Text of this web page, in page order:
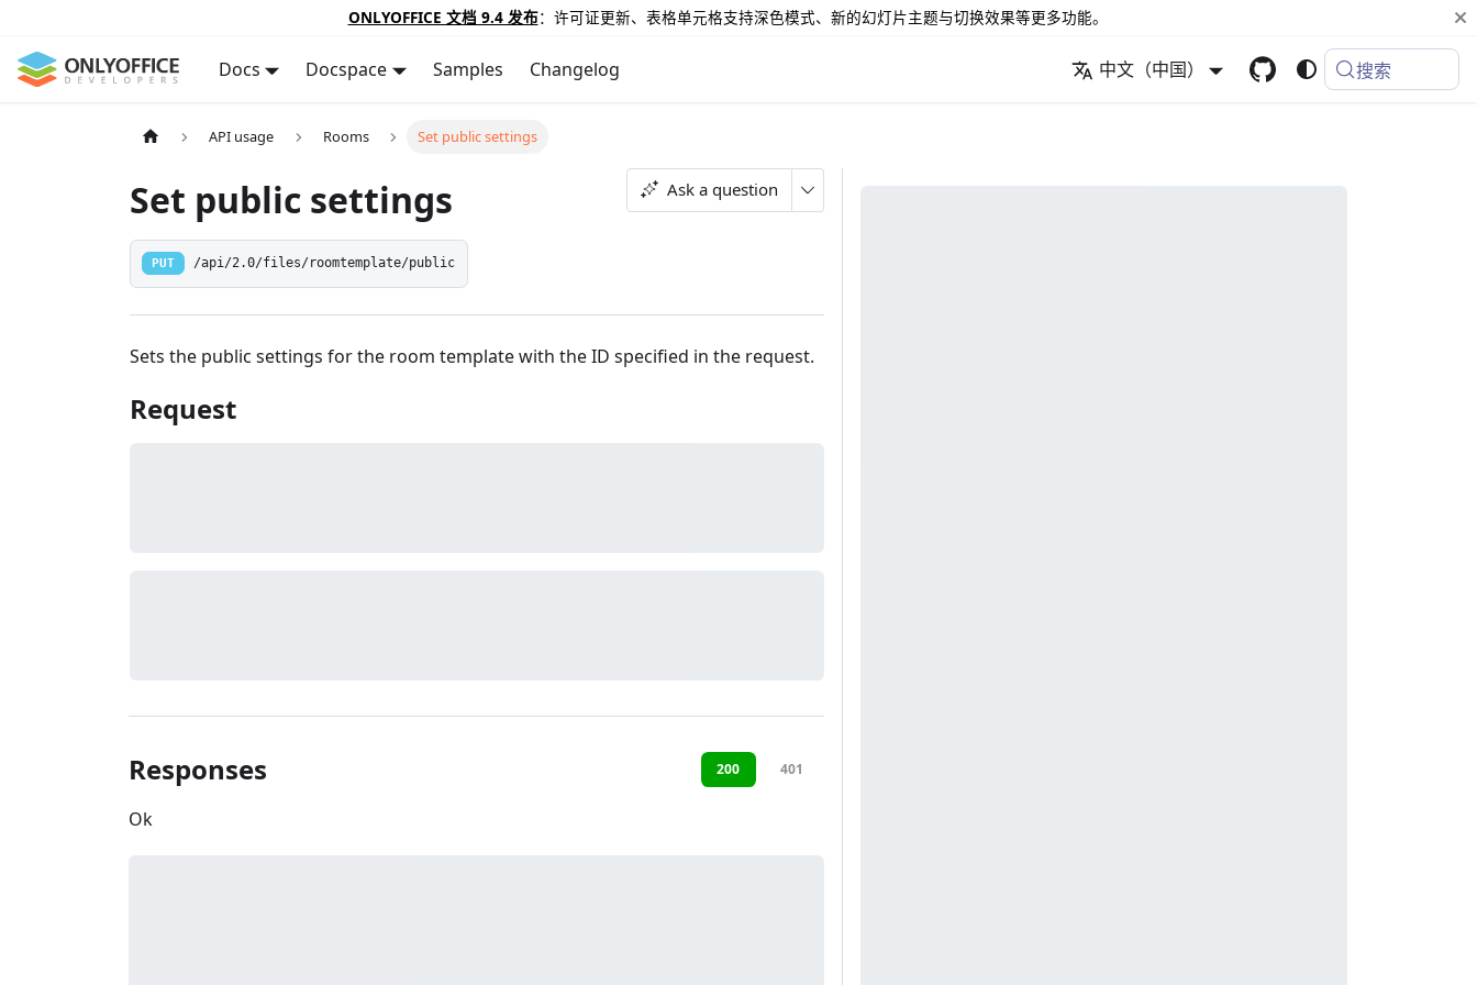
ONLYOFFICE 文档 9.4 发布：许可证更新、表格单元格支持深色模式、新的幻灯片主题与切换效果等更多功能。
Docs Docspace Samples Changelog 中文（中国） 搜索
API usage Rooms Set public settings
Set public settings Ask a question
PUT /api/2.0/files/roomtemplate/public
Sets the public settings for the room template with the ID specified in the request.
Request
Responses 200 401
Ok